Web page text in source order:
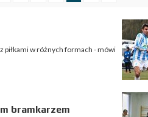
piłkami w różnych formach - mówi
bramkarzem